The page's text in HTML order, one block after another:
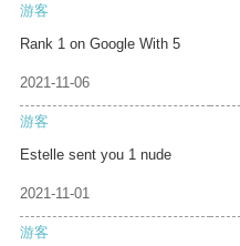
游客
Rank 1 on Google With 5
2021-11-06
游客
Estelle sent you 1 nude
2021-11-01
游客